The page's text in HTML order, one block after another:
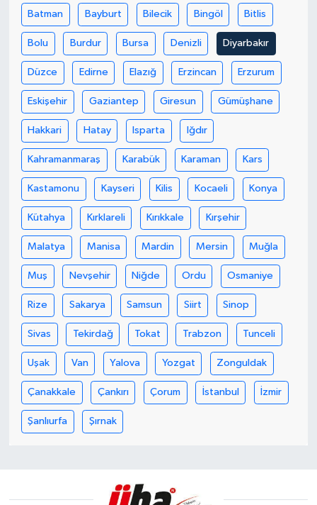
Batman Bayburt Bilecik Bingöl Bitlis
Bolu Burdur Bursa Denizli Diyarbakır
Düzce Edirne Elazığ Erzincan Erzurum
Eskişehir Gaziantep Giresun Gümüşhane
Hakkari Hatay Isparta Iğdır
Kahramanmaraş Karabük Karaman Kars
Kastamonu Kayseri Kilis Kocaeli Konya
Kütahya Kırklareli Kırıkkale Kırşehir
Malatya Manisa Mardin Mersin Muğla
Muş Nevşehir Niğde Ordu Osmaniye
Rize Sakarya Samsun Siirt Sinop
Sivas Tekirdağ Tokat Trabzon Tunceli
Uşak Van Yalova Yozgat Zonguldak
Çanakkale Çankırı Çorum İstanbul İzmir
Şanlıurfa Şırnak